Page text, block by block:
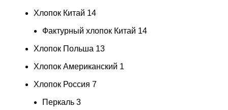
Хлопок Китай 14
Фактурный хлопок Китай 14
Хлопок Польша 13
Хлопок Американский 1
Хлопок Россия 7
Перкаль 3